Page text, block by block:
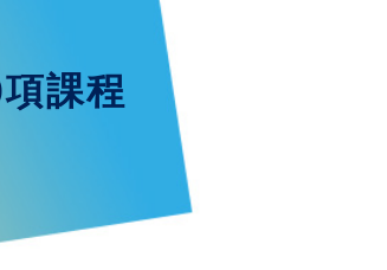
課程